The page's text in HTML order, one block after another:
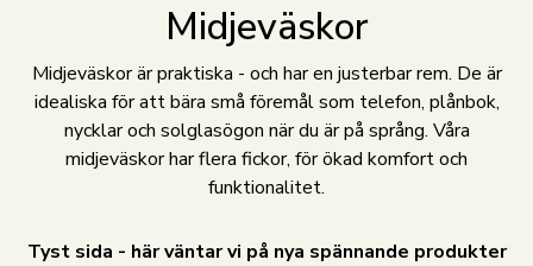
Midjeväskor
Midjeväskor är praktiska - och har en justerbar rem. De är
idealiska för att bära små föremål som telefon, plånbok,
nycklar och solglasögon när du är på språng. Våra
midjeväskor har flera fickor, för ökad komfort och
funktionalitet.
Tyst sida - här väntar vi på nya spännande produkter